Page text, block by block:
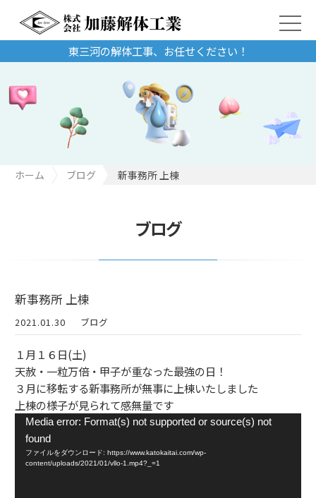
東三河の解体工事、お任せください！
ホーム ブログ 新事務所 上棟
ブログ
新事務所 上棟
2021.01.30 ブログ
１月１６日(土)
天赦・一粒万倍・甲子が重なった最強の日！
３月に移転する新事務所が無事に上棟いたしました
上棟の様子が見られて感無量です
Media error: Format(s) not supported or source(s) not
found
ファイルをダウンロード: https://www.katokaitai.com/wp-
content/uploads/2021/01/vllo-1.mp4?_=1